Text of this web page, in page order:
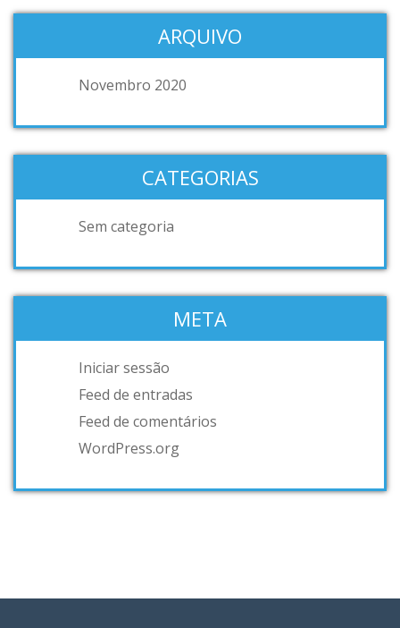
ARQUIVO
Novembro 2020
CATEGORIAS
Sem categoria
META
Iniciar sessão
Feed de entradas
Feed de comentários
WordPress.org